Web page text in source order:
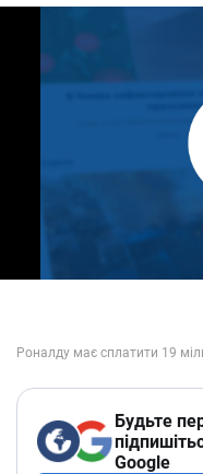
Будьте
Google